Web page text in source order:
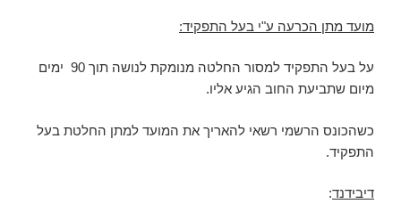
מועד מתן הכרעה ע"י בעל התפקיד:
על בעל התפקיד למסור החלטה מנומקת לנושה תוך 90 ימים
מיום שתביעת החוב הגיע אליו.
כשהכונס הרשמי רשאי להאריך את המועד למתן החלטת בעל
התפקיד.
דיבידנד: